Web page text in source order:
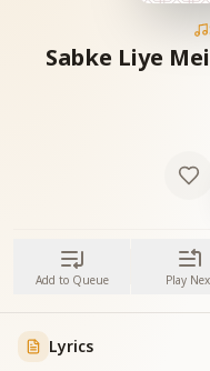
Sabke Liye
Add to Queue Play
Lyrics